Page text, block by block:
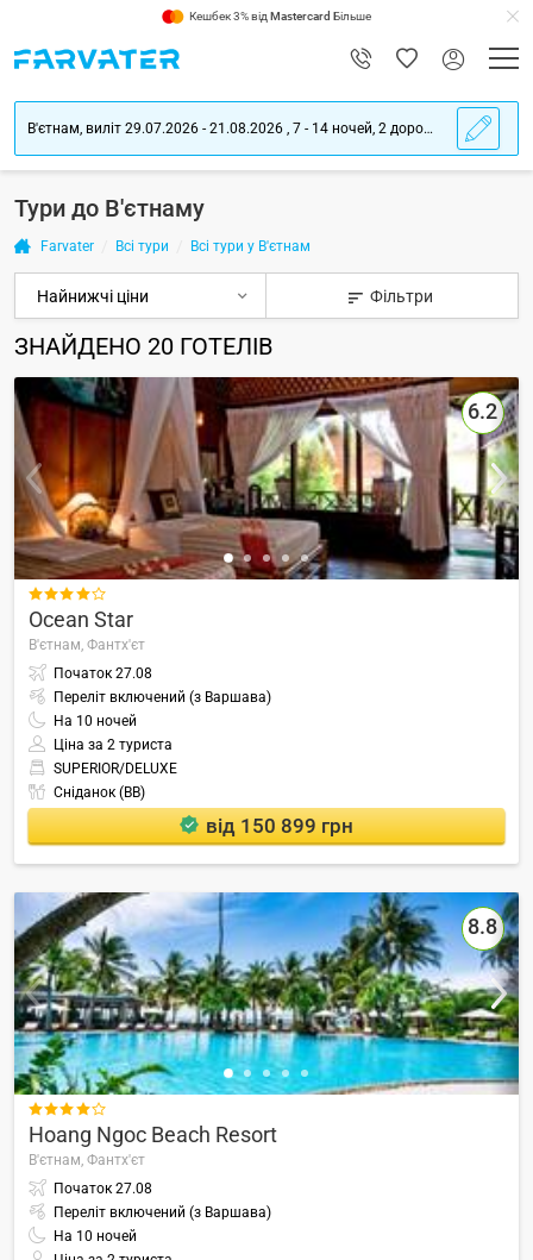
Кешбек 3% від Mastercard Більше
В'єтнам, виліт 29.07.2026 - 21.08.2026 , 7 - 14 ночей, 2 дорослих
Тури до В'єтнаму
Farvater Всі тури Всі тури у В'єтнам
Фільтри
ЗНАЙДЕНО 20 ГОТЕЛІВ
6.2

Ocean Star
В'єтнам, Фантх'єт
Початок 27.08
Переліт включений (з Варшава)
На 10 ночей
Ціна за 2 туриста
SUPERIOR/DELUXE
Сніданок (BB)
від 150 899 грн
8.8

Hoang Ngoc Beach Resort
В'єтнам, Фантх'єт
Початок 27.08
Переліт включений (з Варшава)
На 10 ночей